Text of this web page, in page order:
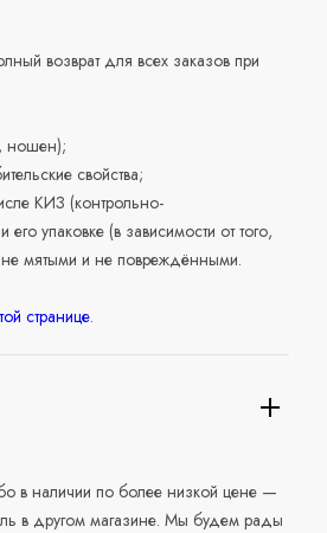
возврат для всех заказов при
ношен);
свойства;
КИЗ (контрольно-
упаковке (в зависимости от того,
мятыми и не повреждёнными.
странице.
в наличии по более низкой цене —
в другом магазине. Мы будем рады